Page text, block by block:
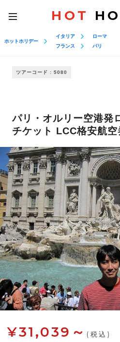
toggle
navigation
HOT
ホットホリデー
イタリア
フランス
ローマ
パリ
ツアーコード : 5080
パリ・オルリー空港発
チケット LCC格安航空
¥31,039～ (税込)